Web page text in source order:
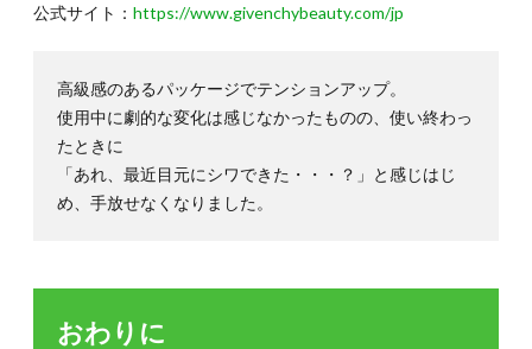
公式サイト： https://www.givenchybeauty.com/jp
高級感のあるパッケージでテンションアップ。
使用中に劇的な変化は感じなかったものの、使い終わっ
たときに
「あれ、最近目元にシワできた・・・？」と感じはじ
め、手放せなくなりました。
おわりに